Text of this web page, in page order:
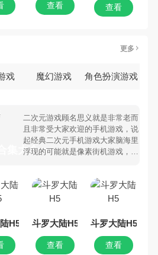
查看 查看
更多
戏 魔幻游戏 角色扮演游戏
集大全 >
二次元游戏顾名思义就是非常老而
且非常受大家欢迎的手机游戏，说
起经典二次元手机游戏大家脑海里
浮现的可能就是像素街机游戏，相
二次元手机游戏有哪些呢？游戏今
天，乐途下载站小编芒果味的怪咖
游戏合集，欢迎大家前来选择下载
体验
H5 斗罗大陆H5
查看
斗罗大陆H5
查看